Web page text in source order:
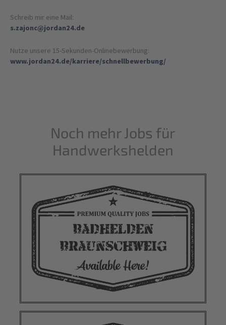
Schreib mir eine Mail:
s.zajonc@jordan24.de
Nutze unsere 15-Sekunden-Onlinebewerbung:
www.jordan24.de/karriere/schnellbewerbung/
Noch mehr Jobs für
Handwerkshelden